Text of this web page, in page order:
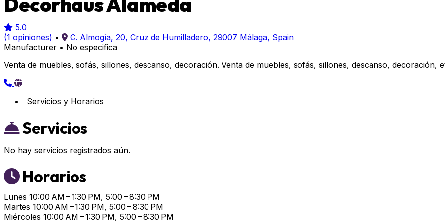
5.0
(1 opiniones) •
C. Almogía, 20, Cruz de Humilladero, 29007 Málaga, Spain
Manufacturer • No especifica
Venta de muebles, sofás, sillones, descanso, decoración. Venta de muebles, sofás, sillones, descanso, decoración,
Servicios y Horarios
Servicios
No hay servicios registrados aún.
Horarios
Lunes 10:00 AM – 1:30 PM, 5:00 – 8:30 PM
Martes 10:00 AM – 1:30 PM, 5:00 – 8:30 PM
Miércoles 10:00 AM – 1:30 PM, 5:00 – 8:30 PM